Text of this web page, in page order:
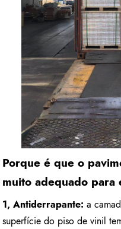
Porque é que o
muito adequado para
1, Antiderrapante:a
superfície do piso de vinil